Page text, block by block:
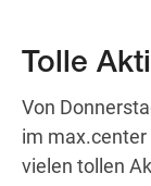
Tolle
Von
im max.center
vielen tollen